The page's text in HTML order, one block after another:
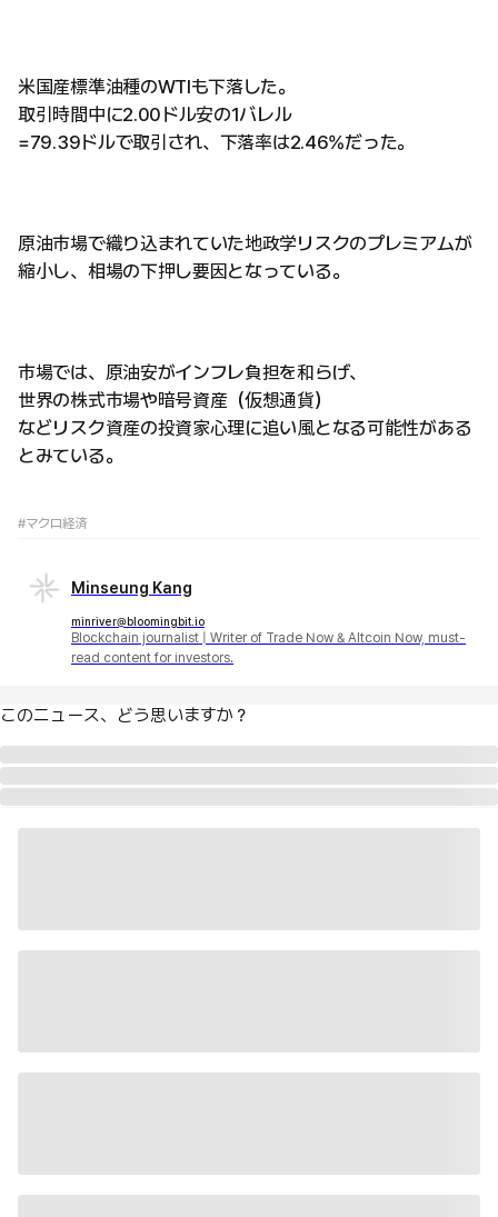
米国産標準油種のWTIも下落した。
取引時間中に2.00ドル安の1バレル
=79.39ドルで取引され、下落率は2.46%だった。
原油市場で織り込まれていた地政学リスクのプレミアムが
縮小し、相場の下押し要因となっている。
市場では、原油安がインフレ負担を和らげ、
世界の株式市場や暗号資産（仮想通貨）
などリスク資産の投資家心理に追い風となる可能性がある
とみている。
#マクロ経済
Minseung Kang
minriver@bloomingbit.io
Blockchain journalist | Writer of Trade Now & Altcoin Now, must-
read content for investors.
このニュース、どう思いますか？